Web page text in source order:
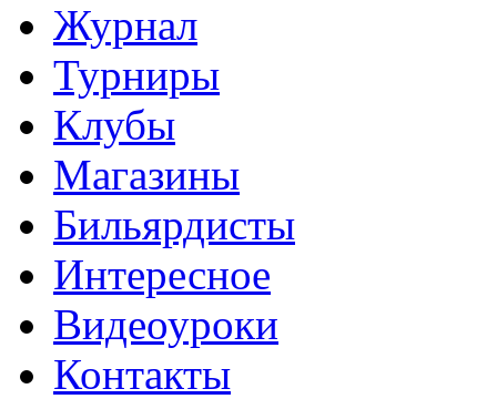
Журнал
Турниры
Клубы
Магазины
Бильярдисты
Интересное
Видеоуроки
Контакты